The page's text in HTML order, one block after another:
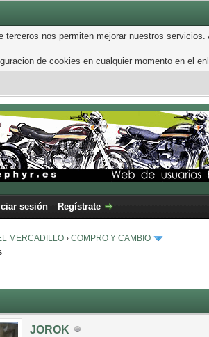
terceros nos permiten mejorar nuestros
de cookies en cualquier momento en el
sesión Regístrate
MERCADILLO › COMPRO Y CAMBIO
JOROK